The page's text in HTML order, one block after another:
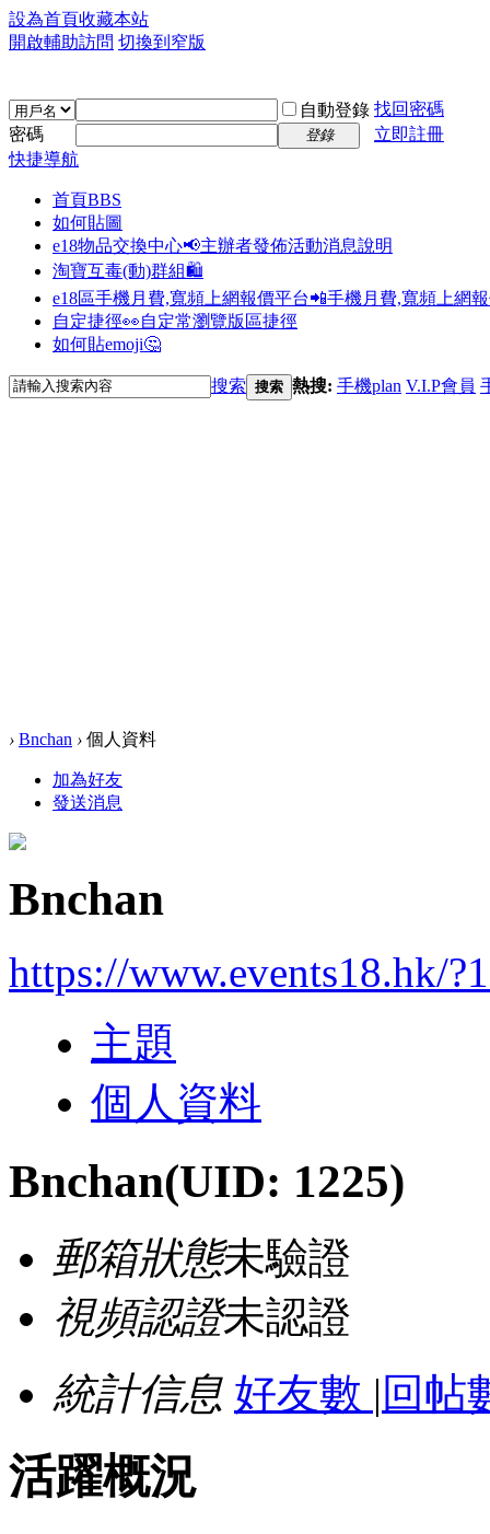
設為首頁收藏本站
開啟輔助訪問 切換到窄版
自動登錄 找回密碼
密碼
登錄
立即註冊
快捷導航
首頁BBS
如何貼圖
e18物品交換中心📢主辦者發佈活動消息說明
淘寶互毒(動)群組🛍️
e18區手機月費,寬頻上網報價平台📲手機月費,寬頻上網
自定捷徑👀自定常瀏覽版區捷徑
如何貼emoji🤔
搜索 搜索 熱搜: 手機plan V.I.P會員
› Bnchan › 個人資料
加為好友
發送消息
Bnchan
https://www.events18.hk/
主題
個人資料
Bnchan(UID: 1225)
郵箱狀態未驗證
視頻認證未認證
統計信息 好友數 | 回帖
活躍概況